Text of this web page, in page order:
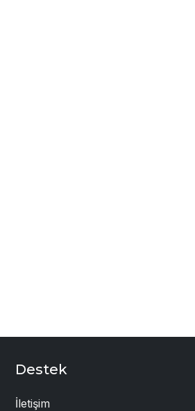
Destek
İletişim